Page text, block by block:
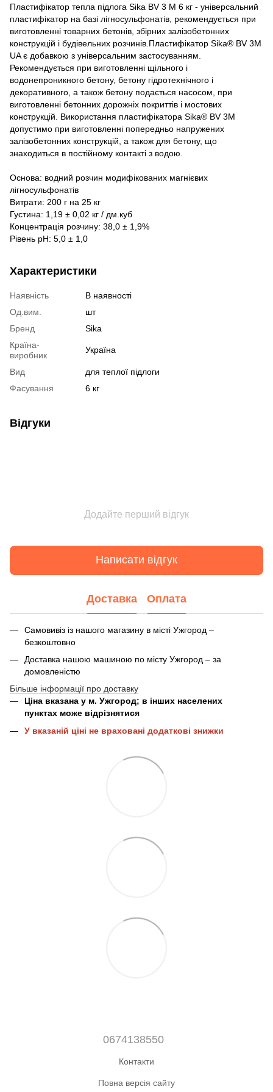
Пластифікатор тепла підлога Sika BV 3 M 6 кг - універсальний
пластифікатор на базі лігносульфонатів, рекомендується при
виготовленні товарних бетонів, збірних залізобетонних
конструкцій і будівельних розчинів.Пластифікатор Sika® BV 3M
UA є добавкою з універсальним застосуванням.
Рекомендується при виготовленні щільного і
водонепроникного бетону, бетону гідротехнічного і
декоративного, а також бетону подається насосом, при
виготовленні бетонних дорожніх покриттів і мостових
конструкцій. Використання пластифікатора Sika® BV 3M
допустимо при виготовленні попередньо напружених
залізобетонних конструкцій, а також для бетону, що
знаходиться в постійному контакті з водою.
Основа: водний розчин модифікованих магнієвих
лігносульфонатів
Витрати: 200 г на 25 кг
Густина: 1,19 ± 0,02 кг / дм.куб
Концентрація розчину: 38,0 ± 1,9%
Рівень рН: 5,0 ± 1,0
Характеристики
Наявність
В наявності
Од.вим.
шт
Бренд
Sika
Країна-
виробник
Україна
Вид
для теплої підлоги
Фасування
6 кг
Відгуки
Додайте перший відгук
Написати відгук
Доставка Оплата
Самовивіз із нашого магазину в місті Ужгород –
безкоштовно
Доставка нашою машиною по місту Ужгород – за
домовленістю
Більше інформації про доставку
Ціна вказана у м. Ужгород; в інших населених
пунктах може відрізнятися
У вказаній ціні не враховані додаткові знижки
0674138550
Контакти
Повна версія сайту